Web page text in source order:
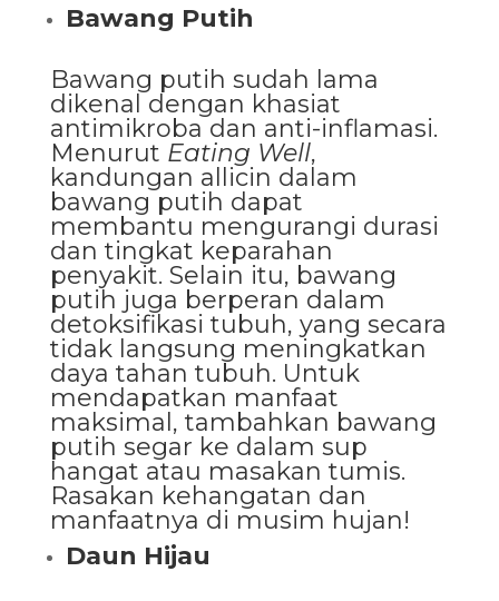
Bawang Putih
Bawang putih sudah lama
dikenal dengan khasiat
antimikroba dan anti-inflamasi.
Menurut Eating Well,
kandungan allicin dalam
bawang putih dapat
membantu mengurangi durasi
dan tingkat keparahan
penyakit. Selain itu, bawang
putih juga berperan dalam
detoksifikasi tubuh, yang secara
tidak langsung meningkatkan
daya tahan tubuh. Untuk
mendapatkan manfaat
maksimal, tambahkan bawang
putih segar ke dalam sup
hangat atau masakan tumis.
Rasakan kehangatan dan
manfaatnya di musim hujan!
Daun Hijau